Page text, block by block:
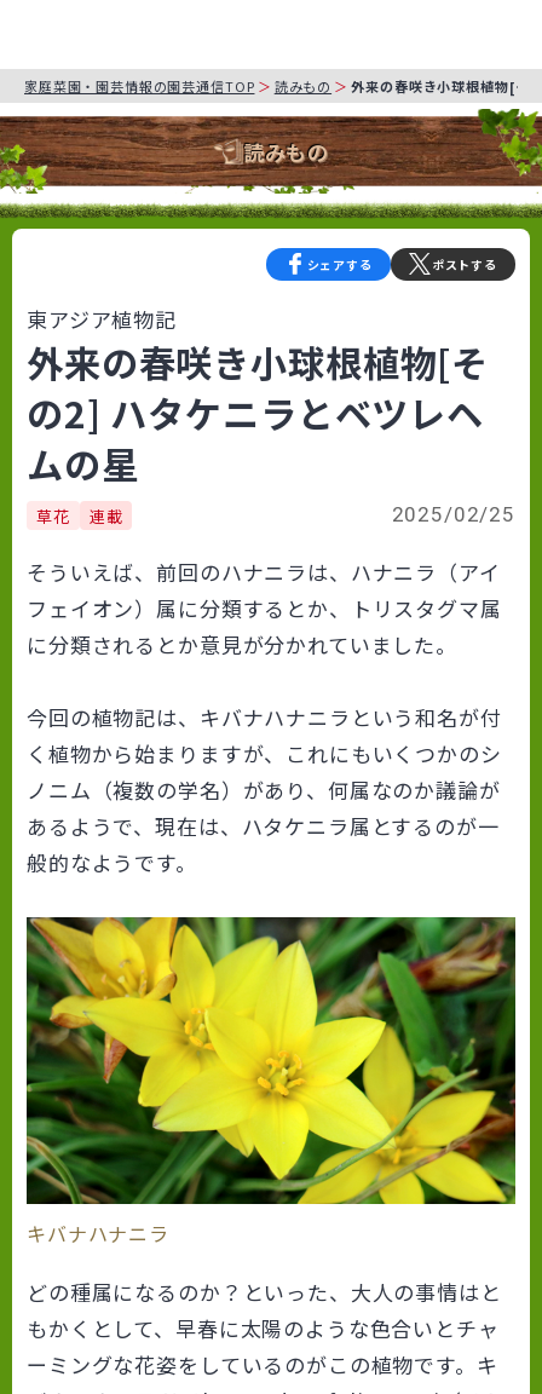
家庭菜園・園芸情報の園芸通信TOP 読みもの 外来の春咲き小球根植物[そ
読みもの
シェアする ポストする
東アジア植物記
外来の春咲き小球根植物[そ
の2] ハタケニラとベツレヘ
ムの星
草花 連載 2025/02/25
そういえば、前回のハナニラは、ハナニラ（アイ
フェイオン）属に分類するとか、トリスタグマ属
に分類されるとか意見が分かれていました。
今回の植物記は、キバナハナニラという和名が付
く植物から始まりますが、これにもいくつかのシ
ノニム（複数の学名）があり、何属なのか議論が
あるようで、現在は、ハタケニラ属とするのが一
般的なようです。
キバナハナニラ
どの種属になるのか？といった、大人の事情はと
もかくとして、早春に太陽のような色合いとチャ
ーミングな花姿をしているのがこの植物です。キ